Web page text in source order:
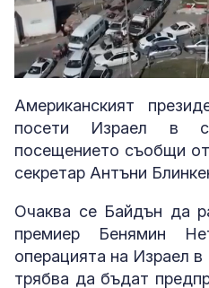
Unmute Loaded
Американският
посети Израел в
посещението съобщи
секретар Антъни
Очаква се Байдън да
премиер Бенямин
операцията на Израел в
трябва да бъдат